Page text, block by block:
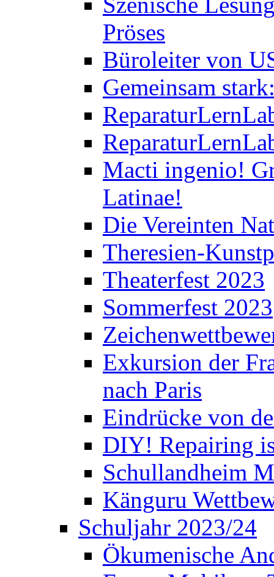
Pröses
Büroleiter von
Gemeinsam
Macti ingenio!
Latinae!
Die Vereinten
Theresien-
Theaterfest 2023
Sommerfest 2023
Exkursion der
nach Paris
Eindrücke von
DIY! Repairing
Schullandheim
Känguru
Schuljahr 2023/24
Ökumenische